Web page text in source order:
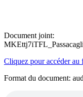
Document joint:
Cliquez pour accéder au
Format du document: